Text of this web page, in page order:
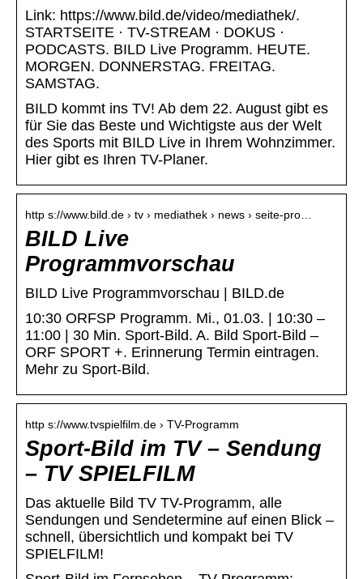
Link: https://www.bild.de/video/mediathek/.
STARTSEITE · TV-STREAM · DOKUS ·
PODCASTS. BILD Live Programm. HEUTE.
MORGEN. DONNERSTAG. FREITAG.
SAMSTAG.
BILD kommt ins TV! Ab dem 22. August gibt es
für Sie das Beste und Wichtigste aus der Welt
des Sports mit BILD Live in Ihrem Wohnzimmer.
Hier gibt es Ihren TV-Planer.
http s://www.bild.de › tv › mediathek › news › seite-pro…
BILD Live
Programmvorschau
BILD Live Programmvorschau | BILD.de
10:30 ORFSP Programm. Mi., 01.03. | 10:30 –
11:00 | 30 Min. Sport-Bild. A. Bild Sport-Bild –
ORF SPORT +. Erinnerung Termin eintragen.
Mehr zu Sport-Bild.
http s://www.tvspielfilm.de › TV-Programm
Sport-Bild im TV – Sendung
– TV SPIELFILM
Das aktuelle Bild TV TV-Programm, alle
Sendungen und Sendetermine auf einen Blick –
schnell, übersichtlich und kompakt bei TV
SPIELFILM!